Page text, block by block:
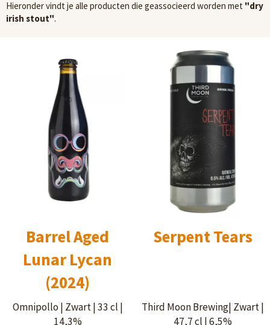
Hieronder vindt je alle producten die geassocieerd worden met "dry
irish stout".
Barrel Aged
Lunar Lycan
(2024)
Omnipollo | Zwart | 33 cl |
14,3%
Serpent Tears
Third Moon Brewing| Zwart |
47,7 cl | 6,5%